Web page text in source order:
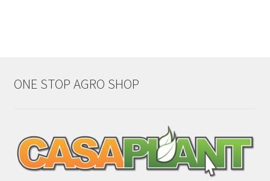
ONE STOP AGRO SHOP